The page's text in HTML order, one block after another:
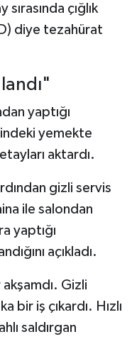
çığlık
diye tezahürat
yaptığı
yemekte
aktardı.
gizli servis
ile salondan
yaptığı
açıkladı.
Gizli
bir iş çıkardı. Hızlı
saldırgan